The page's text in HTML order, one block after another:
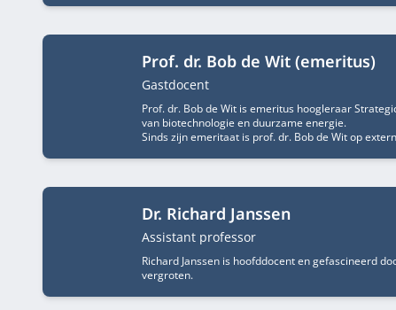
Prof. dr. Bob de Wit (emeritus)
Functietitel
Gastdocent
Prof. dr. Bob de Wit is emeritus hoogleraar
van biotechnologie en duurzame energie.
Sinds zijn emeritaat is prof. dr. Bob de Wit op
Dr. Richard Janssen
Functietitel
Assistant professor
Richard Janssen is hoofddocent en gefascineerd
vergroten.